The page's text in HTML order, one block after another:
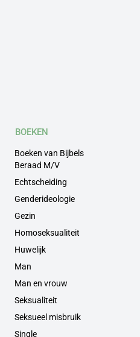
BOEKEN
Boeken van Bijbels
Beraad M/V
Echtscheiding
Genderideologie
Gezin
Homoseksualiteit
Huwelijk
Man
Man en vrouw
Seksualiteit
Seksueel misbruik
Single